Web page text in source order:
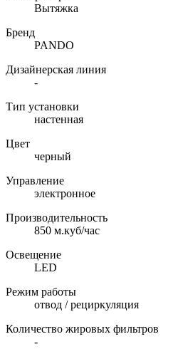
Вытяжка
Бренд
PANDO
Дизайнерская линия
-
Тип установки
настенная
Цвет
черный
Управление
электронное
Производительность
850 м.куб/час
Освещение
LED
Режим работы
отвод / рециркуляция
Количество жировых фильтров
-